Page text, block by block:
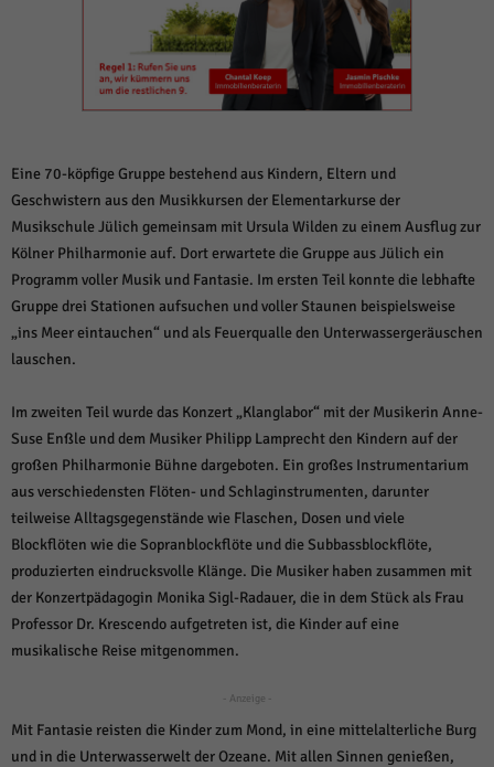
Eine 70-köpfige Gruppe bestehend aus Kindern, Eltern und
Geschwistern aus den Musikkursen der Elementarkurse der
Musikschule Jülich gemeinsam mit Ursula Wilden zu einem Ausflug zur
Kölner Philharmonie auf. Dort erwartete die Gruppe aus Jülich ein
Programm voller Musik und Fantasie. Im ersten Teil konnte die lebhafte
Gruppe drei Stationen aufsuchen und voller Staunen beispielsweise
„ins Meer eintauchen“ und als Feuerqualle den Unterwassergeräuschen
lauschen.
Im zweiten Teil wurde das Konzert „Klanglabor“ mit der Musikerin Anne-
Suse Enßle und dem Musiker Philipp Lamprecht den Kindern auf der
großen Philharmonie Bühne dargeboten. Ein großes Instrumentarium
aus verschiedensten Flöten- und Schlaginstrumenten, darunter
teilweise Alltagsgegenstände wie Flaschen, Dosen und viele
Blockflöten wie die Sopranblockflöte und die Subbassblockflöte,
produzierten eindrucksvolle Klänge. Die Musiker haben zusammen mit
der Konzertpädagogin Monika Sigl-Radauer, die in dem Stück als Frau
Professor Dr. Krescendo aufgetreten ist, die Kinder auf eine
musikalische Reise mitgenommen.
- Anzeige -
Mit Fantasie reisten die Kinder zum Mond, in eine mittelalterliche Burg
und in die Unterwasserwelt der Ozeane. Mit allen Sinnen genießen,
Alle akzeptieren Speichern und weiter
Zurück
Essenzielle Cookies ermöglichen grundlegende Funktionen und sind für die
einwandfreie Funktion der Website erforderlich.
Statistiken (1)
Statistik Cookies erfassen Informationen anonym. Diese Informationen helfen
uns zu verstehen, wie unsere Besucher unsere Website nutzen.
Marketing (1)
Marketing-Cookies werden von Drittanbietern oder Publishern verwendet,
um personalisierte Werbung anzuzeigen. Sie tun dies, indem sie Besucher
über Websites hinweg verfolgen.
Cookie-Informationen anzeigen
Externe Medien (6)
Inhalte von Videoplattformen und Social-Media-Plattformen werden
standardmäßig blockiert. Wenn Cookies von externen Medien akzeptiert
werden, bedarf der Zugriff auf diese Inhalte keiner manuellen Einwilligung
Cookie-Informationen anzeigen
powered by Borlabs Cookie Datenschutzerklärung Impressum